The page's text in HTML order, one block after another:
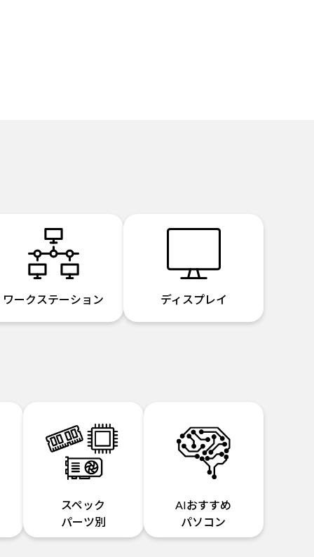
ワークステーション ディスプレイ
スペック
パーツ別
AIおすすめ
パソコン